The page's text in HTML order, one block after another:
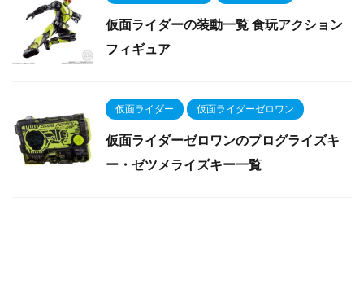
仮面ライダーの装動一覧 食玩アクション
フィギュア
仮面ライダー 仮面ライダーゼロワン
仮面ライダーゼロワンのプログライズキ
ー・ゼツメライズキー一覧